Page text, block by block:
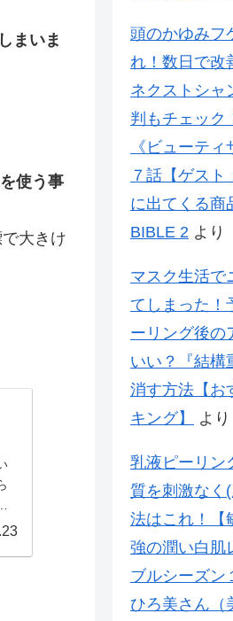
まいま
使う事
大きけ
頭のかゆみフ
れ！数日で改
ネクストシャ
判もチェック
《ビューテ
７話【ゲスト
に出てくる
BIBLE 2 より
マスク生活で
てしまった！
ーリング後の
いい？『結構
消す方法【お
キング】
より
乳液ピーリン
質を刺激なく
法はこれ！【
強の潤い白肌
ブルシーズン
ひろ美さん（